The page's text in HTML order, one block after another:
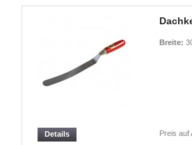
Breite:
Preis auf
Details